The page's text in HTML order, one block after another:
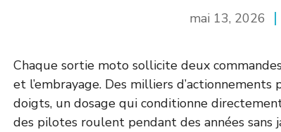
mai 13, 2026
Chaque sortie moto sollicite deux
et l’embrayage. Des milliers
doigts, un dosage qui conditionne
des pilotes roulent pendant des années sans